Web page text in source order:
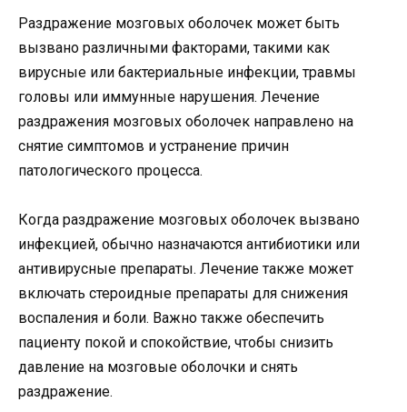
Раздражение мозговых оболочек может быть
вызвано различными факторами, такими как
вирусные или бактериальные инфекции, травмы
головы или иммунные нарушения. Лечение
раздражения мозговых оболочек направлено на
снятие симптомов и устранение причин
патологического процесса.
Когда раздражение мозговых оболочек вызвано
инфекцией, обычно назначаются антибиотики или
антивирусные препараты. Лечение также может
включать стероидные препараты для снижения
воспаления и боли. Важно также обеспечить
пациенту покой и спокойствие, чтобы снизить
давление на мозговые оболочки и снять
раздражение.